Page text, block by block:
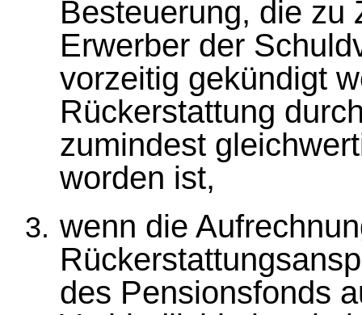
Besteuerung, die zu
Erwerber der
vorzeitig gekündigt
Rückerstattung
zumindest
worden ist,
wenn die
des Pensionsfonds